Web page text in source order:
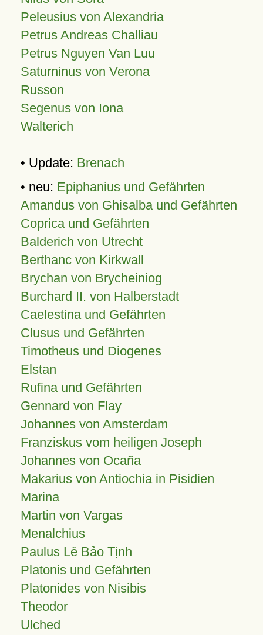
Peleusius von Alexandria
Petrus Andreas Challiau
Petrus Nguyen Van Luu
Saturninus von Verona
Russon
Segenus von Iona
Walterich
• Update: Brenach
• neu: Epiphanius und Gefährten
Amandus von Ghisalba und Gefährten
Coprica und Gefährten
Balderich von Utrecht
Berthanc von Kirkwall
Brychan von Brycheiniog
Burchard II. von Halberstadt
Caelestina und Gefährten
Clusus und Gefährten
Timotheus und Diogenes
Elstan
Rufina und Gefährten
Gennard von Flay
Johannes von Amsterdam
Franziskus vom heiligen Joseph
Johannes von Ocaña
Makarius von Antiochia in Pisidien
Marina
Martin von Vargas
Menalchius
Paulus Lê Bảo Tịnh
Platonis und Gefährten
Platonides von Nisibis
Theodor
Ulched